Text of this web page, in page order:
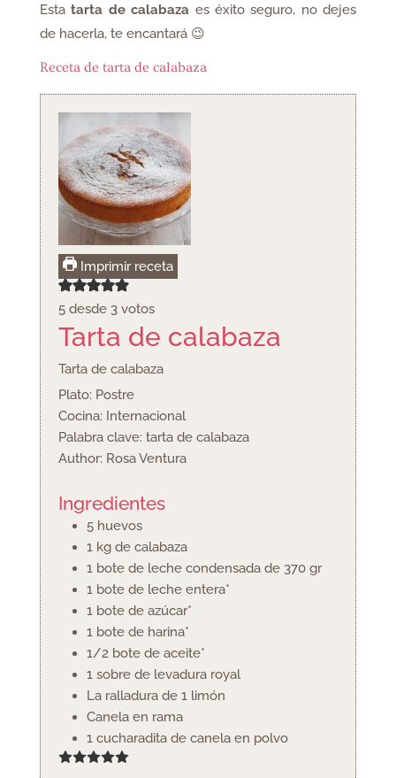
Estatarta de calabaza es éxito seguro, no dejes
de hacerla, te encantará 😉
Receta de tarta de calabaza
Imprimir receta
5desde 3votos
Tarta de calabaza
Tarta de calabaza
Plato: Postre
Cocina: Internacional
Palabra clave: tarta de calabaza
Author: Rosa Ventura
Ingredientes
5 huevos
1 kg de calabaza
1 bote de leche condensada de 370 gr
1 bote de leche entera*
1 bote de azúcar*
1 bote de harina*
1/2 bote de aceite*
1 sobre de levadura royal
La ralladura de 1 limón
Canela en rama
1 cucharadita de canela en polvo